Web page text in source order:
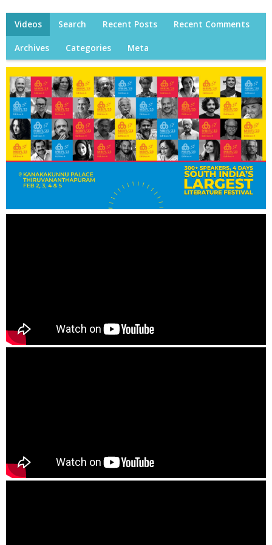
Videos Search Recent Posts Recent Comments
Archives Categories Meta